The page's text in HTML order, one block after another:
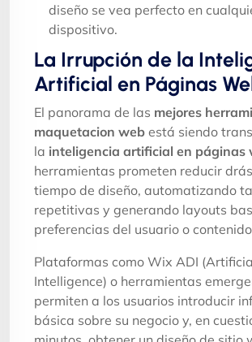
diseño se vea perfecto en
dispositivo.
La Irrupción de la
Artificial en Páginas
El panorama de las mejores
maquetacion web está siendo
la inteligencia artificial en páginas
herramientas prometen reducir
tiempo de diseño, automatizando
repetitivas y generando layouts
preferencias del usuario o
Plataformas como Wix ADI
Intelligence) o herramientas
permiten a los usuarios introducir
básica sobre su negocio y, en